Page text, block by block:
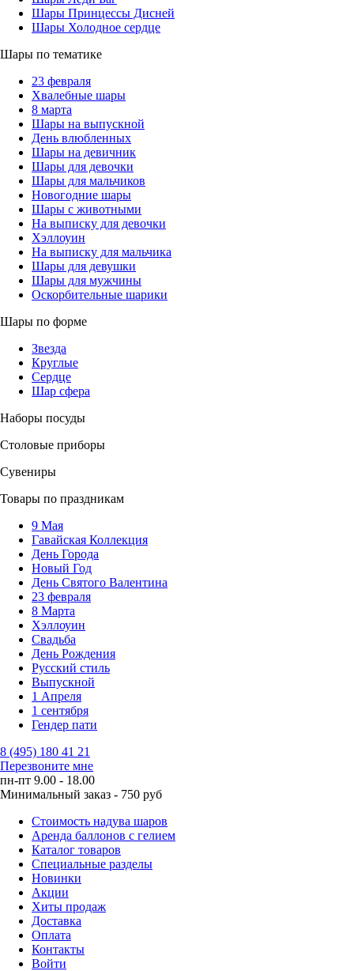
Шары Принцессы Дисней
Шары Холодное сердце
Шары по тематике
23 февраля
Хвалебные шары
8 марта
Шары на выпускной
День влюбленных
Шары на девичник
Шары для девочки
Шары для мальчиков
Новогодние шары
Шары с животными
На выписку для девочки
Хэллоуин
На выписку для мальчика
Шары для девушки
Шары для мужчины
Оскорбительные шарики
Шары по форме
Звезда
Круглые
Сердце
Шар сфера
Наборы посуды
Столовые приборы
Сувениры
Товары по праздникам
9 Мая
Гавайская Коллекция
День Города
Новый Год
День Святого Валентина
23 февраля
8 Марта
Хэллоуин
Свадьба
День Рождения
Русский стиль
Выпускной
1 Апреля
1 сентября
Гендер пати
8 (495) 180 41 21
Перезвоните мне
пн-пт 9.00 - 18.00
Минимальный заказ - 750 руб
Стоимость надува шаров
Аренда баллонов с гелием
Каталог товаров
Специальные разделы
Новинки
Акции
Хиты продаж
Доставка
Оплата
Контакты
Войти